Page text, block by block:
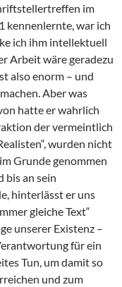
im
kennenlernte, war ich
ich ihm intellektuell
Arbeit wäre geradezu
also enorm – und
Aber was
hatte er wahrlich
der vermeintlich
wurden nicht
Grunde genommen
bis an sein
hinterlässt er uns
gleiche Text“
unserer Existenz –
für ein
Tun, um damit so
und zum